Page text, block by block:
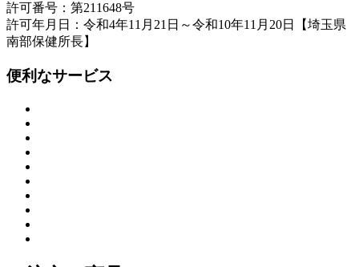
許可番号：第211648号
許可年月日：令和4年11月21日～令和10年11月20日【埼玉県
南部保健所長】
便利なサービス